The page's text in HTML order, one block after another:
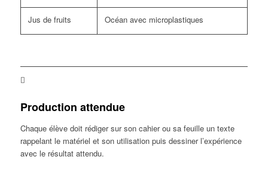
Jus de fruits Océan avec microplastiques
Production attendue
Chaque élève doit rédiger sur son cahier ou sa feuille un texte
rappelant le matériel et son utilisation puis dessiner l’expérience
avec le résultat attendu.